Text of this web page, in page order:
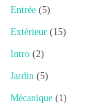
Entrée (5)
Extérieur (15)
Intro (2)
Jardin (5)
Mécanique (1)